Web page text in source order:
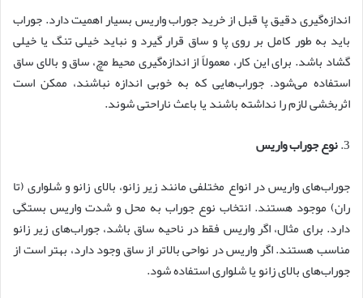
اندازه‌گیری دقیق پا قبل از خرید جوراب واریس بسیار اهمیت دارد. جوراب
باید به طور کامل بر روی پا و ساق قرار گیرد و نباید خیلی تنگ یا خیلی
گشاد باشد. برای این کار، معمولاً از اندازه‌گیری محیط مچ، ساق و بالای ساق
استفاده می‌شود. جوراب‌هایی که به خوبی اندازه نباشند، ممکن است
اثربخشی لازم را نداشته باشند یا باعث ناراحتی شوند.
3. نوع جوراب واریس
جوراب‌های واریس در انواع مختلفی مانند زیر زانو، بالای زانو و شلواری (تا
ران) موجود هستند. انتخاب نوع جوراب به محل و شدت واریس بستگی
دارد. برای مثال، اگر واریس فقط در ناحیه ساق باشد، جوراب‌های زیر زانو
مناسب هستند. اگر واریس در نواحی بالاتر از ساق وجود دارد، بهتر است از
جوراب‌های بالای زانو یا شلواری استفاده شود.